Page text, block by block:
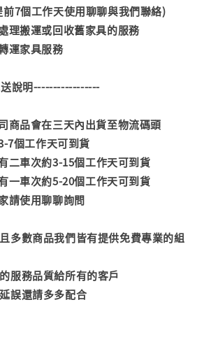
7個工作天使用聊聊與我們聯絡)
理搬運或回收舊家具的服務
運家具服務
說明-----------------
商品會在三天內出貨至物流碼頭
7個工作天可到貨
二車次約3-15個工作天可到貨
一車次約5-20個工作天可到貨
請使用聊聊詢問
多數商品我們皆有提供免費專業的組
服務品質給所有的客戶
誤還請多多配合